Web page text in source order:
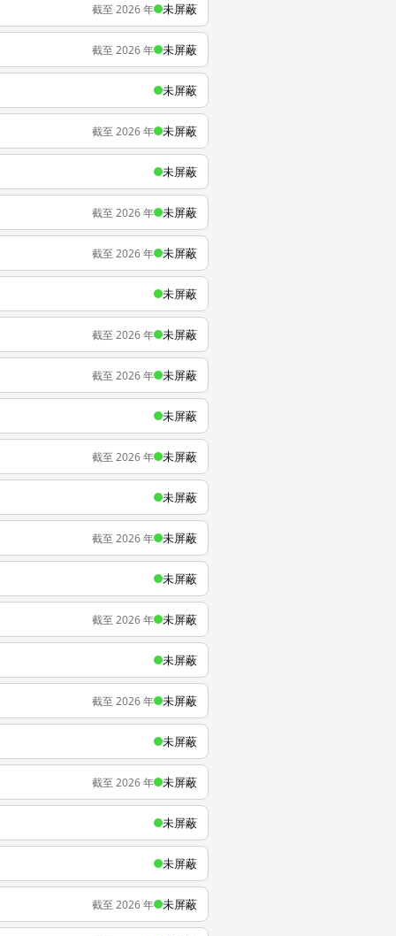
截至 2026 年 未屏蔽
截至 2026 年 未屏蔽
未屏蔽
截至 2026 年 未屏蔽
未屏蔽
截至 2026 年 未屏蔽
截至 2026 年 未屏蔽
未屏蔽
截至 2026 年 未屏蔽
截至 2026 年 未屏蔽
未屏蔽
截至 2026 年 未屏蔽
未屏蔽
截至 2026 年 未屏蔽
未屏蔽
截至 2026 年 未屏蔽
未屏蔽
截至 2026 年 未屏蔽
未屏蔽
截至 2026 年 未屏蔽
未屏蔽
未屏蔽
截至 2026 年 未屏蔽